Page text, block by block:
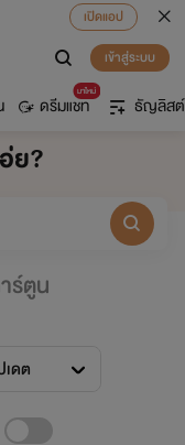
เปิดแอป
เข้าสู่ระบบ
มาใหม่
ดรีมแชท ธัญลิสต์
ย?
ร์ตูน
ดต